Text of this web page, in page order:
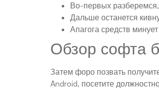
Во-первых разберемся,
Дальше останется
Апагога средств
Обзор софта
Затем форо позвать
Android, посетите